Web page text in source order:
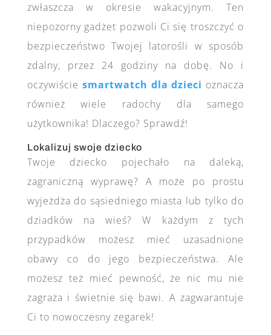
zwłaszcza w okresie wakacyjnym. Ten
niepozorny gadżet pozwoli Ci się troszczyć o
bezpieczeństwo Twojej latorośli w sposób
zdalny, przez 24 godziny na dobę. No i
oczywiście smartwatch dla dzieci oznacza
również wiele radochy dla samego
użytkownika! Dlaczego? Sprawdź!
Lokalizuj swoje dziecko
Twoje dziecko pojechało na daleką,
zagraniczną wyprawę? A może po prostu
wyjeżdża do sąsiedniego miasta lub tylko do
dziadków na wieś? W każdym z tych
przypadków możesz mieć uzasadnione
obawy co do jego bezpieczeństwa. Ale
możesz też mieć pewność, że nic mu nie
zagraża i świetnie się bawi. A zagwarantuje
Ci to nowoczesny zegarek!